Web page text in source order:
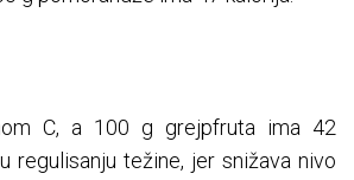
C, a 100 g grejpfruta ima 42
regulisanju težine, jer snižava nivo